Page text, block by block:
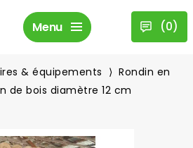
Menu (0)
& équipements
Rondin en
de bois diamètre 12 cm